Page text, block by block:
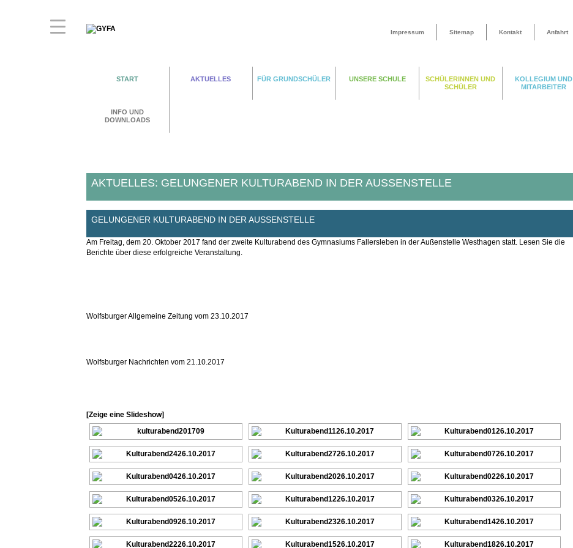
Anfahrt
Kontakt
Sitemap
Impressum
START AKTUELLES FÜR GRUNDSCHÜLER UNSERE SCHULE
SCHÜLERINNEN UND
SCHÜLER
KOLLEGIUM UND
MITARBEITER
INFO UND
DOWNLOADS
AKTUELLES: GELUNGENER KULTURABEND IN DER AUSSENSTELLE
GELUNGENER KULTURABEND IN DER AUSSENSTELLE
Am Freitag, dem 20. Oktober 2017 fand der zweite Kulturabend des Gymnasiums Fallersleben in der Außenstelle Westhagen statt. Lesen Sie die
Berichte über diese erfolgreiche Veranstaltung.
Wolfsburger Allgemeine Zeitung vom 23.10.2017
Wolfsburger Nachrichten vom 21.10.2017
[Zeige eine Slideshow]